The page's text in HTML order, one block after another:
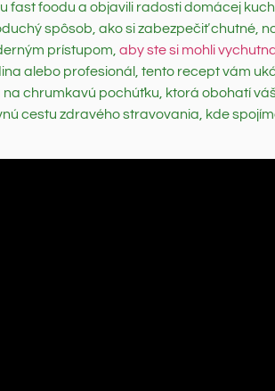
fast foodu a objavili radosti domácej
spôsob, ako si zabezpečiť chutné,
prístupom, aby ste si mohli
alebo profesionál, tento recept vám
chrumkavú pochúťku, ktorá obohatí
cestu zdravého stravovania, kde